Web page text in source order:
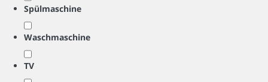
Spülmaschine
Waschmaschine
TV